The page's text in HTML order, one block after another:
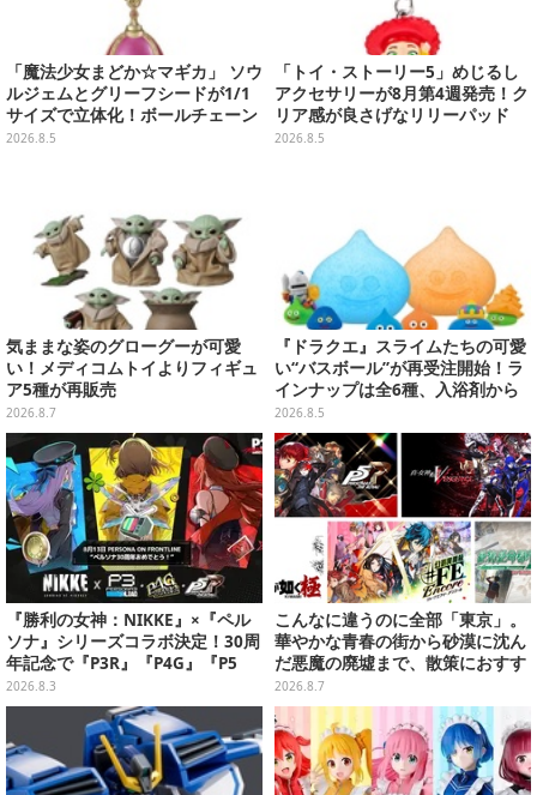
「魔法少女まどか☆マギカ」 ソウ
ルジェムとグリーフシードが1/1
サイズで立体化！ボールチェーン
を外せばフィギュアとして飾れる
2026.8.5
「トイ・ストーリー5」めじるし
アクセサリーが8月第4週発売！ク
リア感が良さげなリリーパッド
や、ジェシーなど全5種ラインナ
2026.8.5
気ままな姿のグローグーが可愛
い！メディコムトイよりフィギュ
ア5種が再販売
2026.8.7
『ドラクエ』スライムたちの可愛
い“バスボール”が再受注開始！ラ
インナップは全6種、入浴剤から
モンスターのフィギュアが出てく
る
2026.8.5
『勝利の女神：NIKKE』×『ペル
ソナ』シリーズコラボ決定！30周
年記念で『P3R』『P4G』『P5
R』の3作品参戦
2026.8.3
こんなに違うのに全部「東京」。
華やかな青春の街から砂漠に沈ん
だ悪魔の廃墟まで、散策におすす
め東京ゲーム5選【特集】
2026.8.7